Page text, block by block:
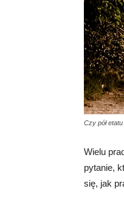
Czy pół
Wielu
pytanie,
się, jak